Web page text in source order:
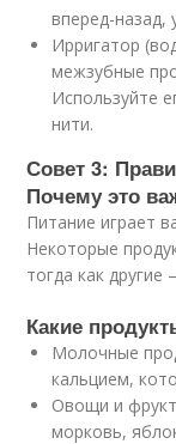
вперед-назад,
Ирригатор
межзубные
Используйте
нити.
Совет 3:
Почему это
Питание играет
Некоторые
тогда как
Какие
Молочные
кальцием,
Овощи и
морковь,